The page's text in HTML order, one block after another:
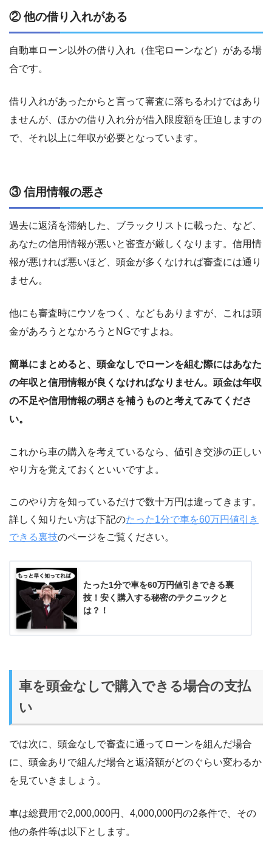
② 他の借り入れがある
自動車ローン以外の借り入れ（住宅ローンなど）がある場
合です。
借り入れがあったからと言って審査に落ちるわけではあり
ませんが、ほかの借り入れ分が借入限度額を圧迫しますの
で、それ以上に年収が必要となっています。
③ 信用情報の悪さ
過去に返済を滞納した、ブラックリストに載った、など、
あなたの信用情報が悪いと審査が厳しくなります。信用情
報が悪ければ悪いほど、頭金が多くなければ審査には通り
ません。
他にも審査時にウソをつく、などもありますが、これは頭
金があろうとなかろうとNGですよね。
簡単にまとめると、頭金なしでローンを組む際にはあなた
の年収と信用情報が良くなければなりません。頭金は年収
の不足や信用情報の弱さを補うものと考えてみてくださ
い。
これから車の購入を考えているなら、値引き交渉の正しい
やり方を覚えておくといいですよ。
このやり方を知っているだけで数十万円は違ってきます。
詳しく知りたい方は下記のたった1分で車を60万円値引き
できる裏技のページをご覧ください。
たった1分で車を60万円値引きできる裏
技！安く購入する秘密のテクニックと
は？！
車を頭金なしで購入できる場合の支払
い
では次に、頭金なしで審査に通ってローンを組んだ場合
に、頭金ありで組んだ場合と返済額がどのぐらい変わるか
を見ていきましょう。
車は総費用で2,000,000円、4,000,000円の2条件で、その
他の条件等は以下とします。